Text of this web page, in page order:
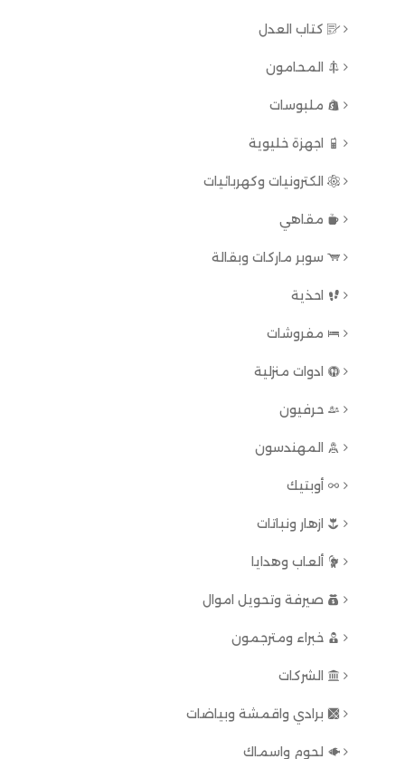
كتاب العدل
المحامون
ملبوسات
اجهزة خليوية
الكترونيات وكهربائيات
مقاهي
سوبر ماركات وبقالة
احذية
مفروشات
ادوات منزلية
حرفيون
المهندسون
أوبتيك
ازهار ونباتات
ألعاب وهدايا
صيرفة وتحويل اموال
خبراء ومترجمون
الشركات
برادي واقمشة وبياضات
لحوم واسماك